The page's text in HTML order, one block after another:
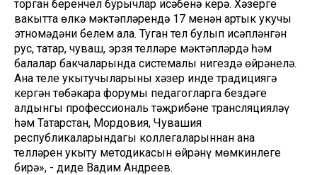
торган беренчел бурычлар исәбенә керә. Хәзерге
вакытта өлкә мәктәпләрендә 17 меңнән артык укучы
этномәдәни белем ала. Туган тел булып исәпләнгән
рус, татар, чуваш, эрзя телләре мәктәпләрдә һәм
балалар бакчаларында системалы нигездә өйрәнелә.
Ана теле укытучыларының хәзер инде традициягә
кергән төбәкара форумы педагогларга бездәге
алдынгы профессиональ тәҗрибәне трансляцияләү
һәм Татарстан, Мордовия, Чувашия
республикаларындагы коллегаларыннан ана
телләрен укыту методикасын өйрәнү мөмкинлеге
бирә», - диде Вадим Андреев.